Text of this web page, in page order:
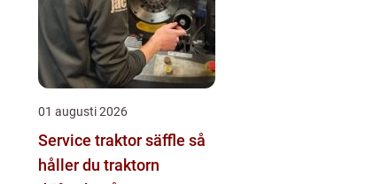
01 augusti 2026
Service traktor säffle så
håller du traktorn